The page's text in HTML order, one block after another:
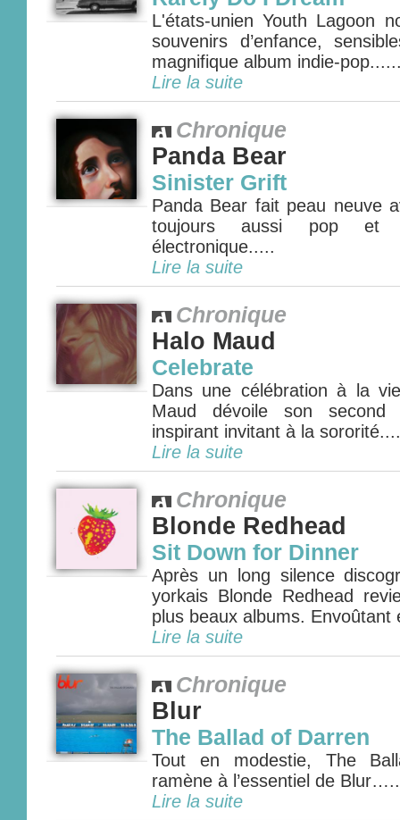
L'états-unien Youth Lagoon
souvenirs d’enfance,
magnifique album indie-
Lire la suite
Chronique
Panda Bear
Sinister Grift
Panda Bear fait peau neuve
toujours aussi pop et
électronique.....
Lire la suite
Chronique
Halo Maud
Celebrate
Dans une célébration à la
Maud dévoile son second
inspirant invitant à la
Lire la suite
Chronique
Blonde Redhead
Sit Down for Dinner
Après un long silence
yorkais Blonde Redhead
plus beaux albums. Envoûtant
Lire la suite
Chronique
Blur
The Ballad of Darren
Tout en modestie, The
ramène à l’essentiel de
Lire la suite